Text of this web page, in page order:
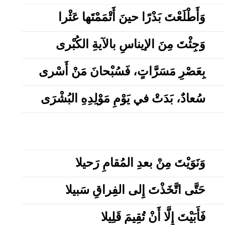
وَأَطْلَعْتَ بَدْرًا حينَ أَتْمَمْتَها عَثْرا
وَجِئْتَ مِنَ الإيناسِ بالآيةِ الكُبْرى
بِعَصْرِ مَسَرَّاتٍ، فَسُبْحانَ مَنْ أَسْرى
سُعادٌ، بَدَتْ في يَوْمِ مَوْلِدِهِ البُشْرَى
وَنَوَيْتَ مِنْ بعدِ المُقامِ رَحيلا
حَتَّى اتَّخَذْتَ إِلى الفِراقِ سَبيلا
فَأَبَيْتَ إِلَّا أَنْ تُقِيمَ قَلِيلا